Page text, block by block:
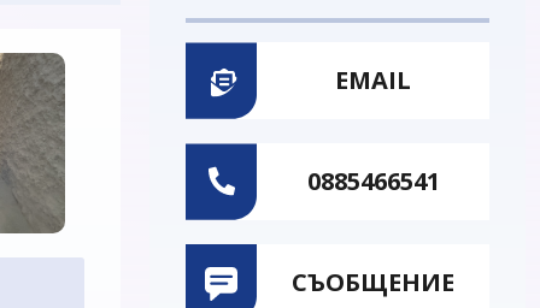
EMAIL
0885466541
СЪОБЩЕНИЕ